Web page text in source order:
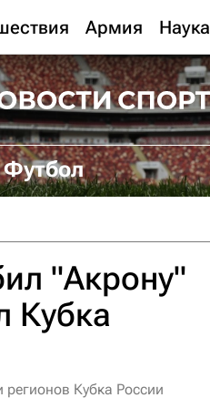
Армия Наука
Футбол
"Акрону"
Кубка
Кубка России